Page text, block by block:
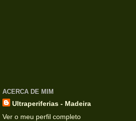
ACERCA DE MIM
Ultraperiferias - Madeira
Ver o meu perfil completo